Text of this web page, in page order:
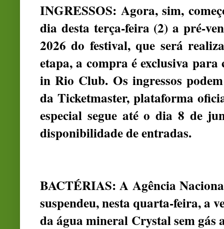
INGRESSOS: Agora, sim,
dia desta terça-feira (2) a pré-
2026 do festival, que será
etapa, a compra é exclusiva
in Rio Club. Os ingressos
da Ticketmaster, plataforma
especial segue até o dia 8 de
disponibilidade de entradas.
BACTÉRIAS: A Agência
suspendeu, nesta quarta-feira, a
da água mineral Crystal sem gás